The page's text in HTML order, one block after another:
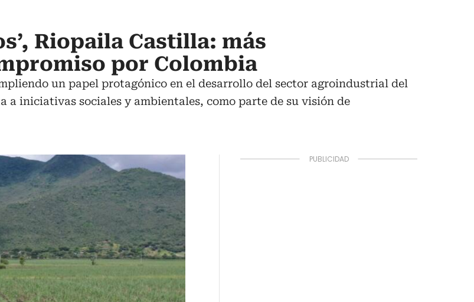
Riopaila Castilla: más
por Colombia
un papel protagónico en el desarrollo del sector agroindustrial del
a iniciativas sociales y ambientales, como parte de su visión de